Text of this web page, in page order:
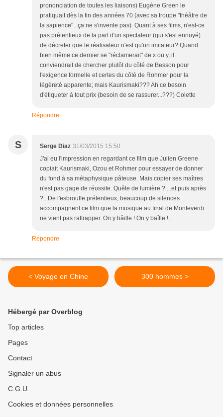
prononciation de toutes les liaisons) Eugène Green le
pratiquait dès la fin des années 70 (avec sa troupe "théâtre de
la sapience"...ça ne s'invente pas). Quant à ses films, n'est-ce
pas prétentieux de la part d'un spectateur (qui s'est ennuyé)
de décreter que le réalisateur n'est qu'un imitateur? Quand
bien même ce dernier se "réclamerait" de x ou y, il
conviendrait de chercher plutôt du côté de Besson pour
l'exigence formelle et certes du côté de Rohmer pour la
légèreté apparente; mais Kaurismaki??? Ah ce besoin
d'étiqueter à tout prix (besoin de se rassurer...???) Colette
Répondre
S Serge Diaz 31/03/2015 15:50
J'ai eu l'impression en regardant ce film que Julien Greene
copiait Kaurismaki, Ozou et Rohmer pour essayer de donner
du fond à sa métaphysique pâteuse. Mais copier ses maîtres
n'est pas gage de réussite. Quête de lumière ? ...et puis après
?...De l'esbrouffe prétentieux, beaucoup de silences
accompagnent ce film que la musique au final de Monteverdi
ne vient pas rattrapper. On y bâille ! On y baîlle !...
Répondre
< Voyage en Chine 300 hommes >
Hébergé par Overblog
Top articles
Pages
Contact
Signaler un abus
C.G.U.
Cookies et données personnelles